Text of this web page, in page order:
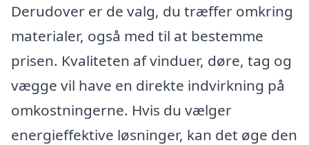
Derudover er de valg, du træffer omkring
materialer, også med til at bestemme
prisen. Kvaliteten af vinduer, døre, tag og
vægge vil have en direkte indvirkning på
omkostningerne. Hvis du vælger
energieffektive løsninger, kan det øge den